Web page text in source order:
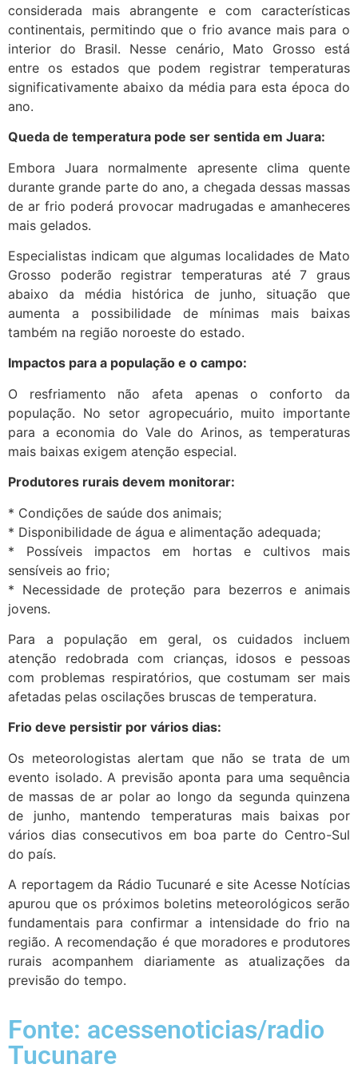
considerada mais abrangente e com características
continentais, permitindo que o frio avance mais para o
interior do Brasil. Nesse cenário, Mato Grosso está
entre os estados que podem registrar temperaturas
significativamente abaixo da média para esta época do
ano.
Queda de temperatura pode ser sentida em Juara:
Embora Juara normalmente apresente clima quente
durante grande parte do ano, a chegada dessas massas
de ar frio poderá provocar madrugadas e amanheceres
mais gelados.
Especialistas indicam que algumas localidades de Mato
Grosso poderão registrar temperaturas até 7 graus
abaixo da média histórica de junho, situação que
aumenta a possibilidade de mínimas mais baixas
também na região noroeste do estado.
Impactos para a população e o campo:
O resfriamento não afeta apenas o conforto da
população. No setor agropecuário, muito importante
para a economia do Vale do Arinos, as temperaturas
mais baixas exigem atenção especial.
Produtores rurais devem monitorar:
* Condições de saúde dos animais;
* Disponibilidade de água e alimentação adequada;
* Possíveis impactos em hortas e cultivos mais
sensíveis ao frio;
* Necessidade de proteção para bezerros e animais
jovens.
Para a população em geral, os cuidados incluem
atenção redobrada com crianças, idosos e pessoas
com problemas respiratórios, que costumam ser mais
afetadas pelas oscilações bruscas de temperatura.
Frio deve persistir por vários dias:
Os meteorologistas alertam que não se trata de um
evento isolado. A previsão aponta para uma sequência
de massas de ar polar ao longo da segunda quinzena
de junho, mantendo temperaturas mais baixas por
vários dias consecutivos em boa parte do Centro-Sul
do país.
A reportagem da Rádio Tucunaré e site Acesse Notícias
apurou que os próximos boletins meteorológicos serão
fundamentais para confirmar a intensidade do frio na
região. A recomendação é que moradores e produtores
rurais acompanhem diariamente as atualizações da
previsão do tempo.
Fonte: acessenoticias/radio
Tucunare